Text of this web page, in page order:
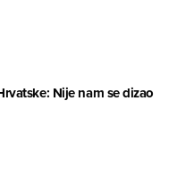
Nije nam se dizao